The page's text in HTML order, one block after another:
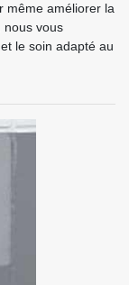
même améliorer la
nous vous
le soin adapté au